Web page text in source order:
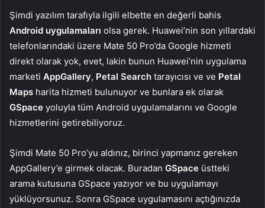
Şimdi yazılım tarafıyla ilgili elbette en değerli bahis
Android uygulamaları olsa gerek. Huawei’nin son yıllardaki
telefonlarındaki üzere Mate 50 Pro’da Google hizmeti
direkt olarak yok, evet, lakin bunun Huawei’nin uygulama
marketi AppGallery, Petal Search tarayıcısı ve ve Petal
Maps harita hizmeti bulunuyor ve bunlara ek olarak
GSpace yoluyla tüm Android uygulamalarını ve Google
hizmetlerini getirebiliyoruz.
Şimdi Mate 50 Pro’yu aldınız, birinci yapmanız gereken
AppGallery’e girmek olacak. Buradan GSpace üstteki
arama kutusuna GSpace yazıyor ve bu uygulamayı
yüklüyorsunuz. Sonra GSpace uygulamasını açtığınızda